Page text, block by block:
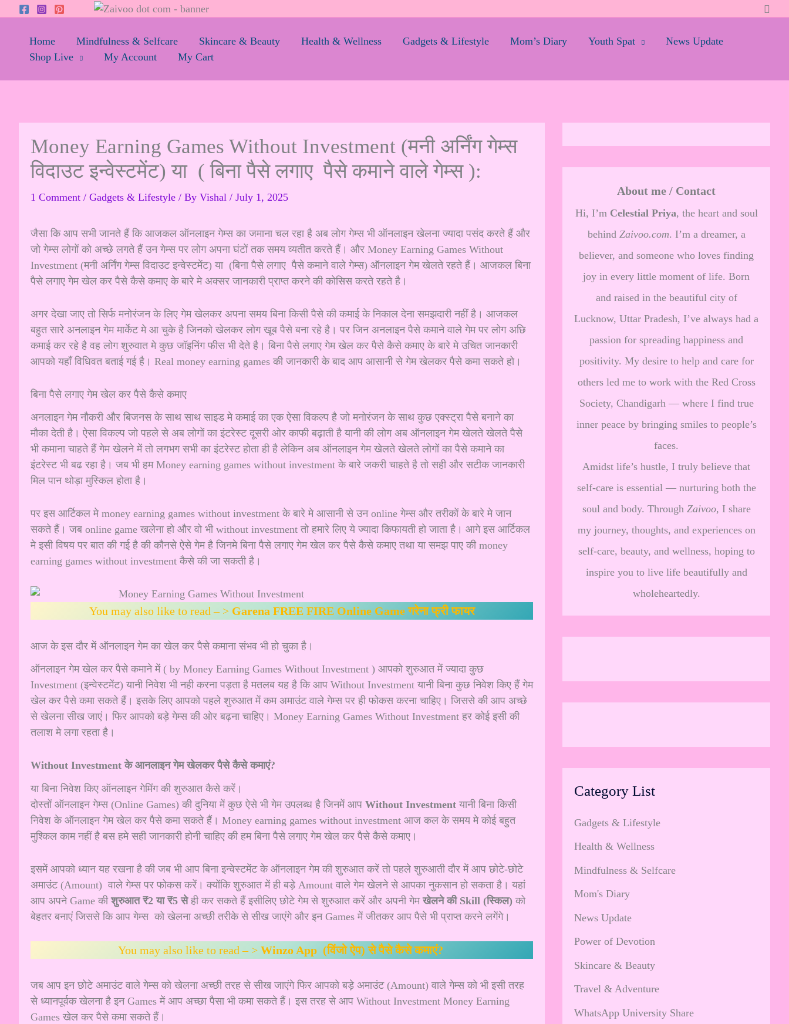
contentHome Mindfulness & Selfcare Skincare & Beauty Health & Wellness Gadgets & Lifestyle Mom’s Diary Youth Spat
News Update
Shop Live
My Account My Cart
Money Earning Games Without Investment (मनी अर्निंग गेम्स
विदाउट इन्वेस्टमेंट) या ( बिना पैसे लगाए पैसे कमाने वाले गेम्स ):
1 Comment / Gadgets & Lifestyle / By Vishal / July 1, 2025
जैसा कि आप सभी जानते हैं कि आजकल ऑनलाइन गेम्स का जमाना चल रहा है अब लोग गेम्स भी ऑनलाइन खेलना ज्यादा पसंद करते हैं और
जो गेम्स लोगों को अच्छे लगते हैं उन गेम्स पर लोग अपना घंटों तक समय व्यतीत करते हैं। और Money Earning Games Without
Investment (मनी अर्निंग गेम्स विदाउट इन्वेस्टमेंट) या (बिना पैसे लगाए पैसे कमाने वाले गेम्स) ऑनलाइन गेम खेलते रहते हैं। आजकल बिना
पैसे लगाए गेम खेल कर पैसे कैसे कमाए के बारे मे अक्सर जानकारी प्राप्त करने की कोसिस करते रहते है।
अगर देखा जाए तो सिर्फ मनोरंजन के लिए गेम खेलकर अपना समय बिना किसी पैसे की कमाई के निकाल देना समझदारी नहीं है। आजकल
बहुत सारे अनलाइन गेम मार्केट मे आ चुके है जिनको खेलकर लोग खूब पैसे बना रहे है। पर जिन अनलाइन पैसे कमाने वाले गेम पर लोग अछि
कमाई कर रहे है वह लोग शुरुवात मे कुछ जॉइनिंग फीस भी देते है। बिना पैसे लगाए गेम खेल कर पैसे कैसे कमाए के बारे मे उचित जानकारी
आपको यहाँ विधिवत बताई गई है। Real money earning games की जानकारी के बाद आप आसानी से गेम खेलकर पैसे कमा सकते हो।
बिना पैसे लगाए गेम खेल कर पैसे कैसे कमाए
अनलाइन गेम नौकरी और बिजनस के साथ साथ साइड मे कमाई का एक ऐसा विकल्प है जो मनोरंजन के साथ कुछ एक्स्ट्रा पैसे बनाने का
मौका देती है। ऐसा विकल्प जो पहले से अब लोगों का इंटरेस्ट दूसरी ओर काफी बढ़ाती है यानी की लोग अब ऑनलाइन गेम खेलते खेलते पैसे
भी कमाना चाहते हैं गेम खेलने में तो लगभग सभी का इंटरेस्ट होता ही है लेकिन अब ऑनलाइन गेम खेलते खेलते लोगों का पैसे कमाने का
इंटरेस्ट भी बढ रहा है। जब भी हम Money earning games without investment के बारे जकरी चाहते है तो सही और सटीक जानकारी
मिल पान थोड़ा मुस्किल होता है।
पर इस आर्टिकल मे money earning games without investment के बारे मे आसानी से उन online गेम्स और तरीकों के बारे मे जान
सकते हैं। जब online game खलेना हो और वो भी without investment तो हमारे लिए ये ज्यादा किफायती हो जाता है। आगे इस आर्टिकल
मे इसी विषय पर बात की गई है की कौनसे ऐसे गेम है जिनमे बिना पैसे लगाए गेम खेल कर पैसे कैसे कमाए तथा या समझ पाए की money
earning games without investment कैसे की जा सकती है।
You may also like to read – > Garena FREE FIRE Online Game गरेना फ्री फायर
आज के इस दौर में ऑनलाइन गेम का खेल कर पैसे कमाना संभव भी हो चुका है।
ऑनलाइन गेम खेल कर पैसे कमाने में ( by Money Earning Games Without Investment ) आपको शुरुआत में ज्यादा कुछ
Investment (इन्वेस्टमेंट) यानी निवेश भी नही करना पड़ता है मतलब यह है कि आप Without Investment यानी बिना कुछ निवेश किए हैं गेम
खेल कर पैसे कमा सकते हैं। इसके लिए आपको पहले शुरुआत में कम अमाउंट वाले गेम्स पर ही फोकस करना चाहिए। जिससे की आप अच्छे
से खेलना सीख जाएं। फिर आपको बड़े गेम्स की ओर बढ़ना चाहिए। Money Earning Games Without Investment हर कोई इसी की
तलाश मे लगा रहता है।
Without Investment के आनलाइन गेम खेलकर पैसे कैसे कमाएं?
या बिना निवेश किए ऑनलाइन गेमिंग की शुरुआत कैसे करें।
दोस्तों ऑनलाइन गेम्स (Online Games) की दुनिया में कुछ ऐसे भी गेम उपलब्ध है जिनमें आप Without Investment यानी बिना किसी
निवेश के ऑनलाइन गेम खेल कर पैसे कमा सकते हैं। Money earning games without investment आज कल के समय मे कोई बहुत
मुश्किल काम नहीं है बस हमे सही जानकारी होनी चाहिए की हम बिना पैसे लगाए गेम खेल कर पैसे कैसे कमाए।
इसमें आपको ध्यान यह रखना है की जब भी आप बिना इन्वेस्टमेंट के ऑनलाइन गेम की शुरुआत करें तो पहले शुरुआती दौर में आप छोटे-छोटे
अमाउंट (Amount) वाले गेम्स पर फोकस करें। क्योंकि शुरुआत में ही बड़े Amount वाले गेम खेलने से आपका नुकसान हो सकता है। यहां
आप अपने Game कीशुरुआत ₹2 या ₹5 सेही कर सकते हैं इसीलिए छोटे गेम से शुरुआत करें और अपनी गेमखेलने की Skill (स्किल) को
बेहतर बनाएं जिससे कि आप गेम्स को खेलना अच्छी तरीके से सीख जाएंगे और इन Games में जीतकर आप पैसे भी प्राप्त करने लगेंगे।
You may also like to read – > Winzo App (विंजो ऐप) से पैसे कैसे कमाएं?
जब आप इन छोटे अमाउंट वाले गेम्स को खेलना अच्छी तरह से सीख जाएंगे फिर आपको बड़े अमाउंट (Amount) वाले गेम्स को भी इसी तरह
से ध्यानपूर्वक खेलना है इन Games में आप अच्छा पैसा भी कमा सकते हैं। इस तरह से आप Without Investment Money Earning
Games खेल कर पैसे कमा सकते हैं।
About me / Contact
Hi, I’m Celestial Priya, the heart and soul
behind Zaivoo.com. I’m a dreamer, a
believer, and someone who loves finding
joy in every little moment of life. Born
and raised in the beautiful city of
Lucknow, Uttar Pradesh, I’ve always had a
passion for spreading happiness and
positivity. My desire to help and care for
others led me to work with the Red Cross
Society, Chandigarh — where I find true
inner peace by bringing smiles to people’s
faces.
Amidst life’s hustle, I truly believe that
self-care is essential — nurturing both the
soul and body. Through Zaivoo, I share
my journey, thoughts, and experiences on
self-care, beauty, and wellness, hoping to
inspire you to live life beautifully and
wholeheartedly.
Category List
Gadgets & Lifestyle
Health & Wellness
Mindfulness & Selfcare
Mom's Diary
News Update
Power of Devotion
Skincare & Beauty
Travel & Adventure
WhatsApp University Share